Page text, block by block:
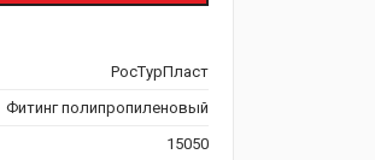
РосТурПласт
Фитинг полипропиленовый
15050